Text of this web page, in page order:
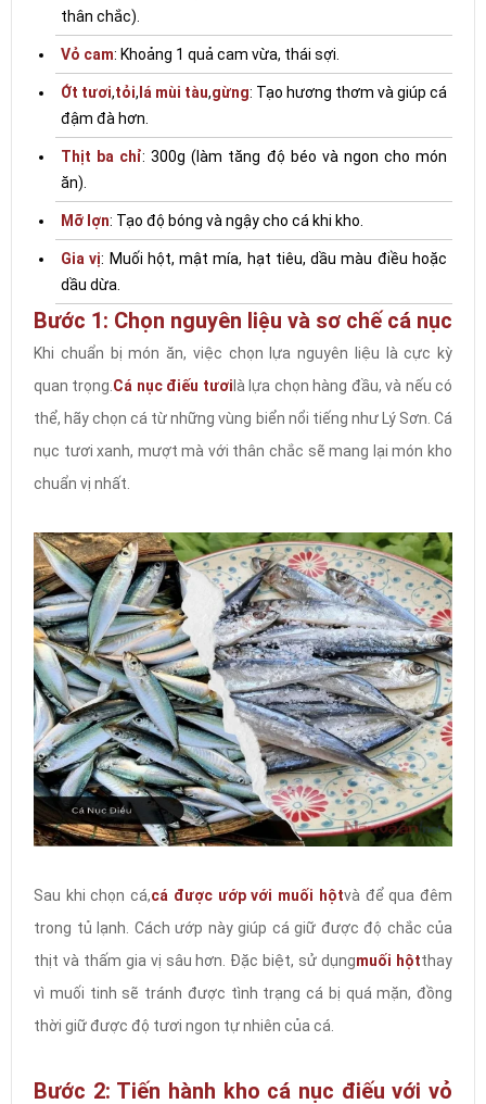
thân chắc).
Vỏ cam: Khoảng 1 quả cam vừa, thái sợi.
Ớt tươi,tỏi,lá mùi tàu,gừng: Tạo hương thơm và giúp cá
đậm đà hơn.
Thịt ba chỉ: 300g (làm tăng độ béo và ngon cho món
ăn).
Mỡ lợn: Tạo độ bóng và ngậy cho cá khi kho.
Gia vị: Muối hột, mật mía, hạt tiêu, dầu màu điều hoặc
dầu dừa.
Bước 1: Chọn nguyên liệu và sơ chế cá nục
Khi chuẩn bị món ăn, việc chọn lựa nguyên liệu là cực kỳ
quan trọng. Cá nục điếu tươilà lựa chọn hàng đầu, và nếu có
thể, hãy chọn cá từ những vùng biển nổi tiếng như Lý Sơn. Cá
nục tươi xanh, mượt mà với thân chắc sẽ mang lại món kho
chuẩn vị nhất.
Sau khi chọn cá,cá được ướp với muối hộtvà để qua đêm
trong tủ lạnh. Cách ướp này giúp cá giữ được độ chắc của
thịt và thấm gia vị sâu hơn. Đặc biệt, sử dụngmuối hộtthay
vì muối tinh sẽ tránh được tình trạng cá bị quá mặn, đồng
thời giữ được độ tươi ngon tự nhiên của cá.
Bước 2: Tiến hành kho cá nục điếu với vỏ